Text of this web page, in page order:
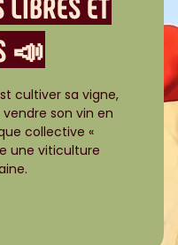
📣
cultiver sa vigne,
son vin en
collective «
une viticulture